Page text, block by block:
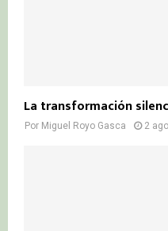
La transformación
Por Miguel Royo Gasca 2